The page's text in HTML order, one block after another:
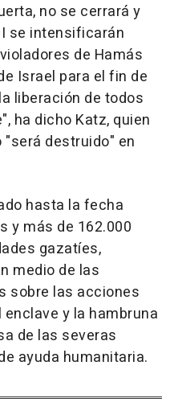
no se cerrará y
se intensificarán
de Hamás
Israel para el fin de
liberación de todos
ha dicho Katz, quien
destruido" en
hasta la fecha
y más de 162.000
gazatíes,
medio de las
sobre las acciones
y la hambruna
de las severas
ayuda humanitaria.